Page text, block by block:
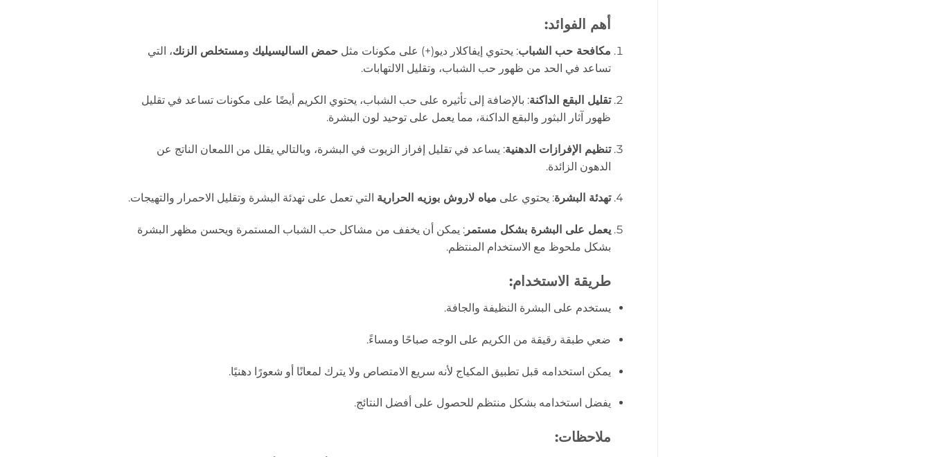
أهم الفوائد:
مكافحة حب الشباب: يحتوي إيفاكلار ديو(+) على مكونات مثلحمض الساليسيليك ومستخلص الزنك، التي
تساعد في الحد من ظهور حب الشباب، وتقليل الالتهابات.
تقليل البقع الداكنة: بالإضافة إلى تأثيره على حب الشباب، يحتوي الكريم أيضًا على مكونات تساعد في تقليل
ظهور آثار البثور والبقع الداكنة، مما يعمل على توحيد لون البشرة.
تنظيم الإفرازات الدهنية: يساعد في تقليل إفراز الزيوت في البشرة، وبالتالي يقلل من اللمعان الناتج عن
الدهون الزائدة.
تهدئة البشرة: يحتوي على مياه لاروش بوزيه الحرارية التي تعمل على تهدئة البشرة وتقليل الاحمرار والتهيجات.
يعمل على البشرة بشكل مستمر: يمكن أن يخفف من مشاكل حب الشباب المستمرة ويحسن مظهر البشرة
بشكل ملحوظ مع الاستخدام المنتظم.
طريقة الاستخدام:
يستخدم على البشرة النظيفة والجافة.
ضعي طبقة رقيقة من الكريم على الوجه صباحًا ومساءً.
يمكن استخدامه قبل تطبيق المكياج لأنه سريع الامتصاص ولا يترك لمعانًا أو شعورًا دهنيًا.
يفضل استخدامه بشكل منتظم للحصول على أفضل النتائج.
ملاحظات: